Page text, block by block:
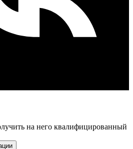
на него квалифицированный